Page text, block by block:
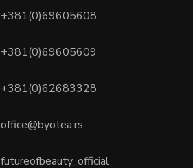
+381(0)69605608
+381(0)69605609
+381(0)62683328
office@byotea.rs
futureofbeauty_official